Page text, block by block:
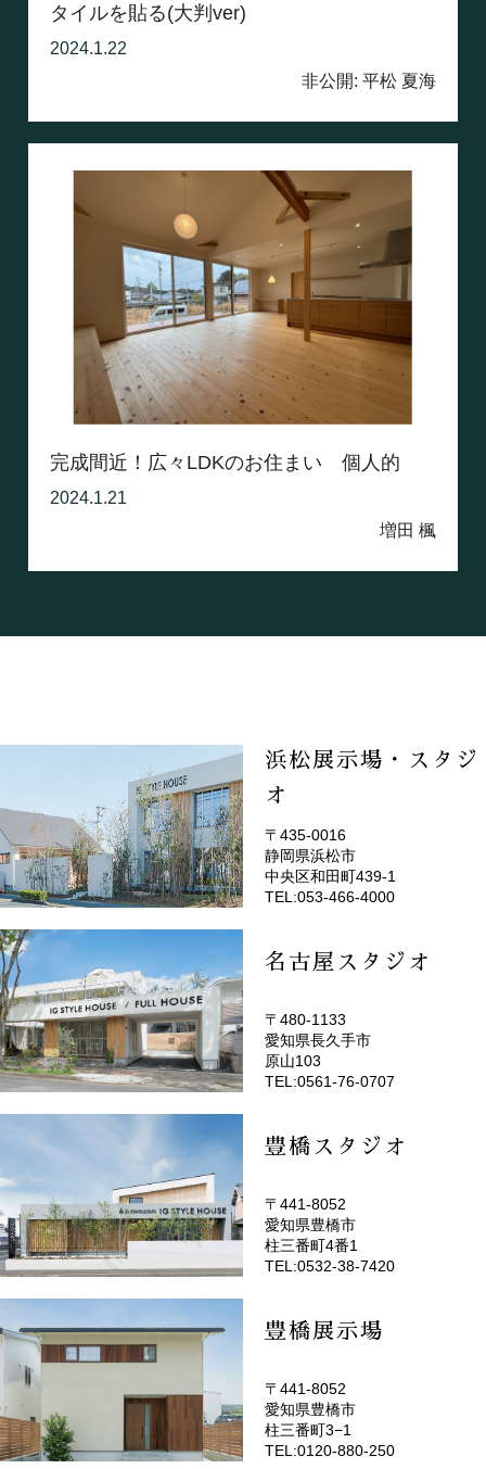
タイルを貼る(大判ver)
2024.1.22
非公開: 平松 夏海
完成間近！広々LDKのお住まい 個人的
な...
2024.1.21
増田 楓
浜松展示場・スタジ
オ
(EMOTOP浜松)
〒435-0016
静岡県浜松市
中央区和田町439-1
TEL:053-466-4000
名古屋スタジオ
(EMOTOP名古屋)
〒480-1133
愛知県長久手市
原山103
TEL:0561-76-0707
豊橋スタジオ
(EMOTOP豊橋)
〒441-8052
愛知県豊橋市
柱三番町4番1
TEL:0532-38-7420
豊橋展示場
〒441-8052
愛知県豊橋市
柱三番町3−1
TEL:0120-880-250